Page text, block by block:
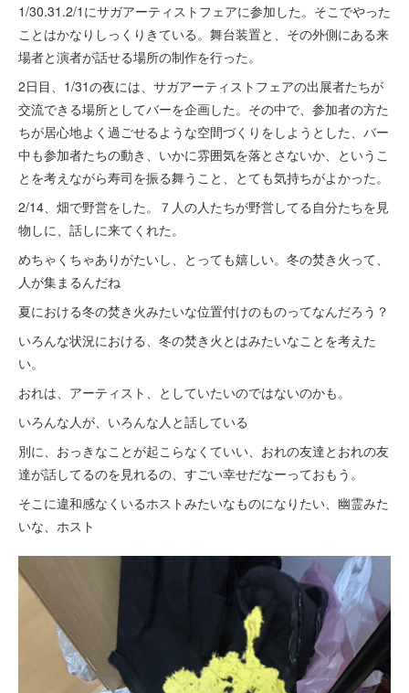
1/30.31.2/1にサガアーティストフェアに参加した。そこでやった
ことはかなりしっくりきている。舞台装置と、その外側にある来
場者と演者が話せる場所の制作を行った。
2日目、1/31の夜には、サガアーティストフェアの出展者たちが
交流できる場所としてバーを企画した。その中で、参加者の方た
ちが居心地よく過ごせるような空間づくりをしようとした、バー
中も参加者たちの動き、いかに雰囲気を落とさないか、というこ
とを考えながら寿司を振る舞うこと、とても気持ちがよかった。
2/14、畑で野営をした。７人の人たちが野営してる自分たちを見
物しに、話しに来てくれた。
めちゃくちゃありがたいし、とっても嬉しい。冬の焚き火って、
人が集まるんだね
夏における冬の焚き火みたいな位置付けのものってなんだろう？
いろんな状況における、冬の焚き火とはみたいなことを考えた
い。
おれは、アーティスト、としていたいのではないのかも。
いろんな人が、いろんな人と話している
別に、おっきなことが起こらなくていい、おれの友達とおれの友
達が話してるのを見れるの、すごい幸せだなーっておもう。
そこに違和感なくいるホストみたいなものになりたい、幽霊みた
いな、ホスト